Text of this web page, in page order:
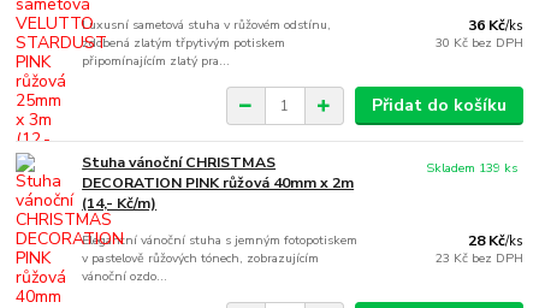
Luxusní sametová stuha v růžovém odstínu,
zdobená zlatým třpytivým potiskem
připomínajícím zlatý pra...
36 Kč/ks
30 Kč bez DPH
Přidat do košíku
Stuha vánoční CHRISTMAS
DECORATION PINK růžová 40mm x 2m
(14,- Kč/m)
Elegantní vánoční stuha s jemným fotopotiskem
v pastelově růžových tónech, zobrazujícím
vánoční ozdo...
28 Kč/ks
23 Kč bez DPH
Skladem 139 ks